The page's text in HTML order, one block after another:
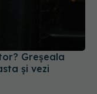
Greșeala
și vezi